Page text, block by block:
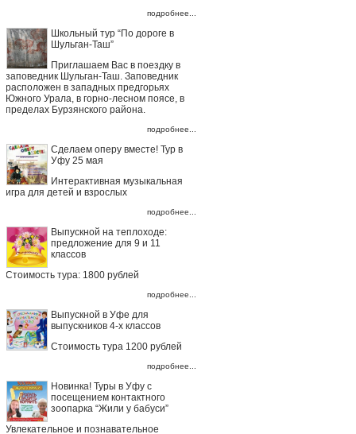
подробнее...
Школьный тур “По дороге в
Шульган-Таш”
Приглашаем Вас в поездку в
заповедник Шульган-Таш. Заповедник
расположен в западных предгорьях
Южного Урала, в горно-лесном поясе, в
пределах Бурзянского района.
подробнее...
Сделаем оперу вместе! Тур в
Уфу 25 мая
Интерактивная музыкальная
игра для детей и взрослых
подробнее...
Выпускной на теплоходе:
предложение для 9 и 11
классов
Стоимость тура: 1800 рублей
подробнее...
Выпускной в Уфе для
выпускников 4-х классов
Стоимость тура 1200 рублей
подробнее...
Новинка! Туры в Уфу с
посещением контактного
зоопарка “Жили у бабуси”
Увлекательное и познавательное